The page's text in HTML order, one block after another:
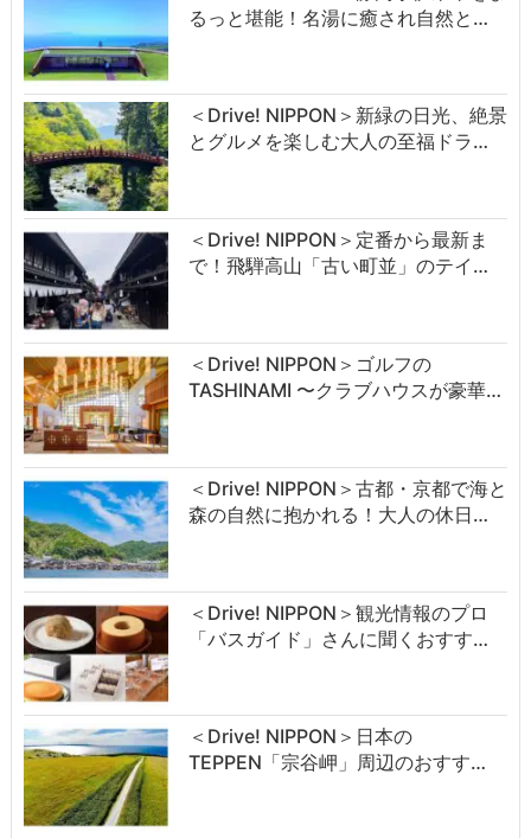
るっと堪能！名湯に癒され自然と…
＜Drive! NIPPON＞新緑の日光、絶景
とグルメを楽しむ大人の至福ドラ…
＜Drive! NIPPON＞定番から最新ま
で！飛騨高山「古い町並」のテイ…
＜Drive! NIPPON＞ゴルフの
TASHINAMI 〜クラブハウスが豪華…
＜Drive! NIPPON＞古都・京都で海と
森の自然に抱かれる！大人の休日…
＜Drive! NIPPON＞観光情報のプロ
「バスガイド」さんに聞くおすす…
＜Drive! NIPPON＞日本の
TEPPEN「宗谷岬」周辺のおすす…